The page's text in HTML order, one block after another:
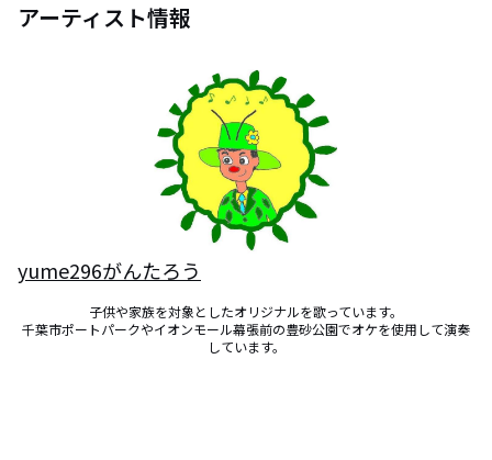
アーティスト情報
yume296がんたろう
子供や家族を対象としたオリジナルを歌っています。
千葉市ポートパークやイオンモール幕張前の豊砂公園でオケを使用して演奏
しています。